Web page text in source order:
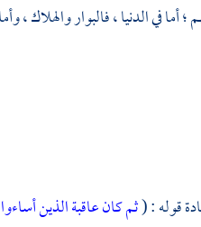
في الدنيا ، فالبوار والهلاك ،
قوله : (ثم كان عاقبة الذين